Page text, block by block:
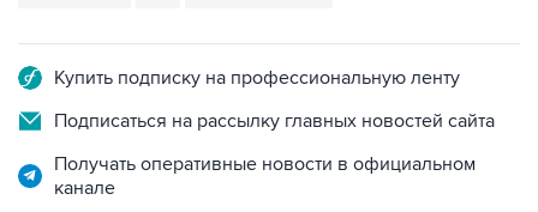
Купить подписку на профессиональную ленту
Подписаться на рассылку главных новостей сайта
Получать оперативные новости в официальном
канале